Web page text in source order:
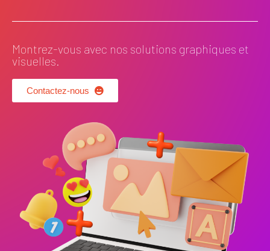
Montrez-vous avec nos solutions graphiques et
visuelles.
Contactez-nous